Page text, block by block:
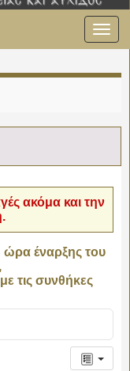
ακόμα και την
ώρα έναρξης του
τις συνθήκες